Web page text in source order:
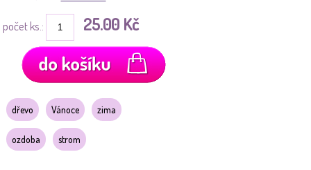
počet ks.: 25.00 Kč
dřevo Vánoce zima
ozdoba strom